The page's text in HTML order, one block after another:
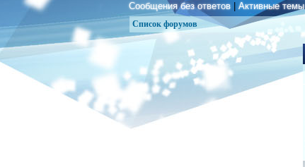
Сообщения без ответов |Активные темы
Список форумов